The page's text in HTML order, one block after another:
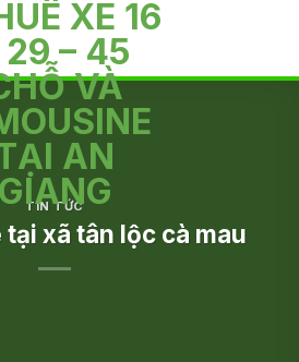
TIN TỨC
xã tân lộc cà mau